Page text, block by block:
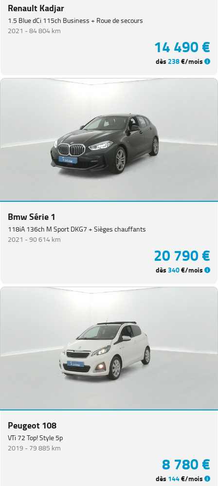
Renault Kadjar
1.5 Blue dCi 115ch Business + Roue de secours
2021 -84 804 km
14 490 €
dès 238€/mois
Bmw Série 1
118iA 136ch M Sport DKG7 + Sièges chauffants
2021 -90 614 km
20 790 €
dès340€/mois
Peugeot 108
VTi 72 Top! Style 5p
2019 -79 885 km
8 780 €
dès 144€/mois